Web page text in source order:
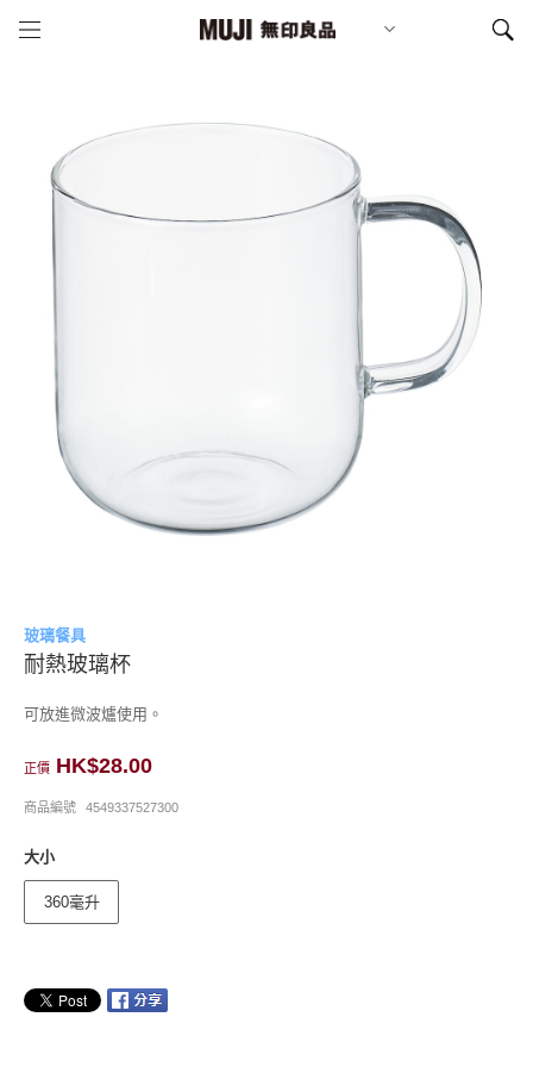
玻璃餐具
耐熱玻璃杯
可放進微波爐使用。
正價 HK$28.00
商品編號 4549337527300
大小
360毫升